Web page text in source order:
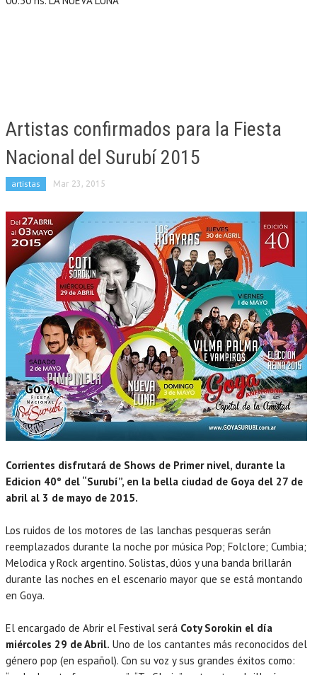
Artistas confirmados para la Fiesta
Nacional del Surubí 2015
artistas Mar 23, 2015
Corrientes disfrutará de Shows de Primer nivel, durante la
Edicion 40º del “Surubí”, en la bella ciudad de Goya del 27 de
abril al 3 de mayo de 2015.
Los ruidos de los motores de las lanchas pesqueras serán
reemplazados durante la noche por música Pop; Folclore; Cumbia;
Melodica y Rock argentino. Solistas, dúos y una banda brillarán
durante las noches en el escenario mayor que se está montando
en Goya.
El encargado de Abrir el Festival será Coty Sorokin el día
miércoles 29 de Abril. Uno de los cantantes más reconocidos del
género pop (en español). Con su voz y sus grandes éxitos como: